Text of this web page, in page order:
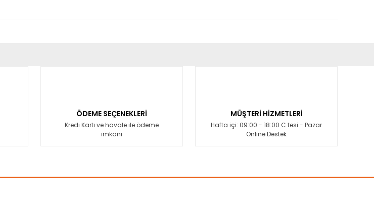
ÖDEME SEÇENEKLERİ
Kredi Kartı ve havale ile ödeme
imkanı
MÜŞTERİ HİZMETLERİ
Hafta içi: 09:00 - 18:00 C.tesi - Pazar
Online Destek